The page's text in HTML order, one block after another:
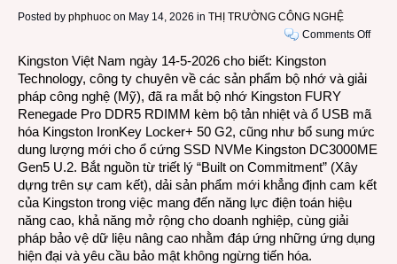
Posted by phphuoc on May 14, 2026 in THỊ TRƯỜNG CÔNG NGHỆ
Comments Offon
và
ổ
lưu
hiệu
cho
Kingston Việt Nam ngày 14-5-2026 cho biết: Kingston
Technology, công ty chuyên về các sản phẩm bộ nhớ và giải
pháp công nghệ (Mỹ), đã ra mắt bộ nhớ Kingston FURY
Renegade Pro DDR5 RDIMM kèm bộ tản nhiệt và ổ USB mã
hóa Kingston IronKey Locker+ 50 G2, cũng như bổ sung mức
dung lượng mới cho ổ cứng SSD NVMe Kingston DC3000ME
Gen5 U.2. Bắt nguồn từ triết lý “Built on Commitment” (Xây
dựng trên sự cam kết), dải sản phẩm mới khẳng định cam kết
của Kingston trong việc mang đến năng lực điện toán hiệu
năng cao, khả năng mở rộng cho doanh nghiệp, cùng giải
pháp bảo vệ dữ liệu nâng cao nhằm đáp ứng những ứng dụng
hiện đại và yêu cầu bảo mật không ngừng tiến hóa.